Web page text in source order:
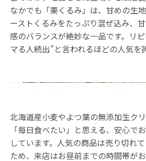
なかでも「栗くるみ」は、甘めの生
ーストくるみをたっぷり混ぜ込み、
感のバランスが絶妙な一品です。リ
マる人続出”と言われるほどの人気を
北海道産小麦やよつ葉の無添加生クリ
「毎日食べたい」と思える、安心で
しています。人気の商品は売り切れ
ため、来店はお昼前までの時間帯がお